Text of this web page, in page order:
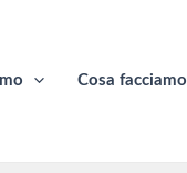
Cosa facciamo